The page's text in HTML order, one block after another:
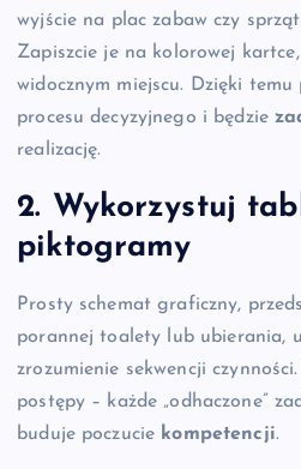
wyjście na plac zabaw czy
Zapiszcie je na kolorowej
widocznym miejscu. Dzięki temu
procesu decyzyjnego i będzie
realizację.
2. Wykorzystuj
piktogramy
Prosty schemat graficzny,
porannej toalety lub ubierania,
zrozumienie sekwencji
postępy – każde „odhaczone”
buduje poczucie kompetencji.